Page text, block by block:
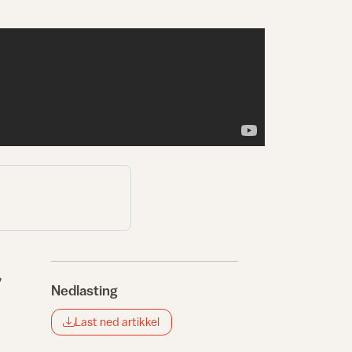
Nedlasting
Last ned artikkel